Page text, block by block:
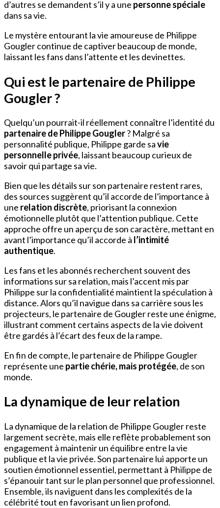
d’autres se demandent s’il y a une personne spéciale
dans sa vie.
Le mystère entourant la vie amoureuse de Philippe
Gougler continue de captiver beaucoup de monde,
laissant les fans dans l’attente et les devinettes.
Qui est le partenaire de Philippe
Gougler ?
Quelqu’un pourrait-il réellement connaître l’identité du
partenaire de Philippe Gougler? Malgré sa
personnalité publique, Philippe garde savie
personnelle privée, laissant beaucoup curieux de
savoir qui partage sa vie.
Bien que les détails sur son partenaire restent rares,
des sources suggèrent qu’il accorde de l’importance à
une relation discrète, priorisant la connexion
émotionnelle plutôt que l’attention publique. Cette
approche offre un aperçu de son caractère, mettant en
avant l’importance qu’il accorde à l’intimité
authentique.
Les fans et les abonnés recherchent souvent des
informations sur sa relation, mais l’accent mis par
Philippe sur la confidentialité maintient la spéculation à
distance. Alors qu’il navigue dans sa carrière sous les
projecteurs, le partenaire de Gougler reste une énigme,
illustrant comment certains aspects de la vie doivent
être gardés à l’écart des feux de la rampe.
En fin de compte, le partenaire de Philippe Gougler
représente une partie chérie, mais protégée, de son
monde.
La dynamique de leur relation
La dynamique de la relation de Philippe Gougler reste
largement secrète, mais elle reflète probablement son
engagement à maintenir un équilibre entre la vie
publique et la vie privée. Son partenaire lui apporte un
soutien émotionnel essentiel, permettant à Philippe de
s’épanouir tant sur le plan personnel que professionnel.
Ensemble, ils naviguent dans les complexités de la
célébrité tout en favorisant un lien profond.